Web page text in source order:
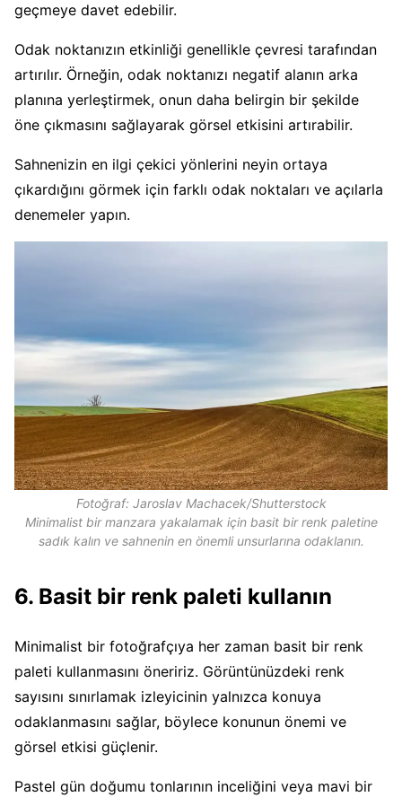
geçmeye davet edebilir.
Odak noktanızın etkinliği genellikle çevresi tarafından
artırılır. Örneğin, odak noktanızı negatif alanın arka
planına yerleştirmek, onun daha belirgin bir şekilde
öne çıkmasını sağlayarak görsel etkisini artırabilir.
Sahnenizin en ilgi çekici yönlerini neyin ortaya
çıkardığını görmek için farklı odak noktaları ve açılarla
denemeler yapın.
Fotoğraf: Jaroslav Machacek/Shutterstock
Minimalist bir manzara yakalamak için basit bir renk paletine
sadık kalın ve sahnenin en önemli unsurlarına odaklanın.
6. Basit bir renk paleti kullanın
Minimalist bir fotoğrafçıya her zaman basit bir renk
paleti kullanmasını öneririz. Görüntünüzdeki renk
sayısını sınırlamak izleyicinin yalnızca konuya
odaklanmasını sağlar, böylece konunun önemi ve
görsel etkisi güçlenir.
Pastel gün doğumu tonlarının inceliğini veya mavi bir